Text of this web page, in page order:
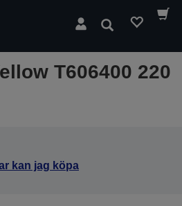
Sök
T606400 220
kan jag köpa